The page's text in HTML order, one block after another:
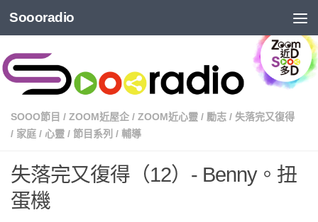
Soooradio
SOOO節目 / ZOOM近屋企 / ZOOM近心靈 / 勵志 / 失落完又復得
/ 家庭 / 心靈 / 節目系列 / 輔導
失落完又復得（12）- Benny。扭
蛋機